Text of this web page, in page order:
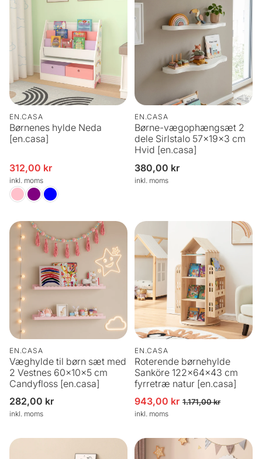
EN.CASA
Børnenes hylde Neda
[en.casa]
Udsalgspris
312,00 kr
inkl. moms
EN.CASA
Børne-vægophængsæt 2
dele Sirlstalo 57x19x3 cm
Hvid [en.casa]
Normalpris
380,00 kr
inkl. moms
EN.CASA
Væghylde til børn sæt med
2 Vestnes 60x10x5 cm
Candyfloss [en.casa]
Normalpris
282,00 kr
inkl. moms
EN.CASA
Roterende børnehylde
Sanköre 122x64x43 cm
fyrretræ natur [en.casa]
Udsalgspris
943,00 kr
Normalpris1.171,00 kr
inkl. moms